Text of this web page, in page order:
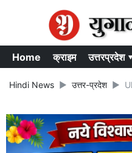
Home क्राइम उत्तरप्रदेश
Hindi News उत्तर-प्रदेश